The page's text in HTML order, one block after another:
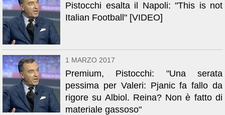
Pistocchi esalta il Napoli: "This is not
Italian Football" [VIDEO]
1 MARZO 2017
Premium, Pistocchi: "Una serata
pessima per Valeri: Pjanic fa fallo da
rigore su Albiol. Reina? Non è fatto di
materiale gassoso"